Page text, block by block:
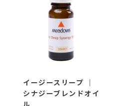
イージースリープ ｜
シナジーブレンドオイ
ル